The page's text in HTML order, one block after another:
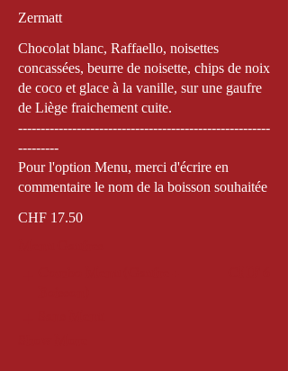
Zermatt
Chocolat blanc, Raffaello, noisettes
concassées, beurre de noisette, chips de noix
de coco et glace à la vanille, sur une gaufre
de Liège fraichement cuite.
--------------------------------------------------------
---------
Pour l'option Menu, merci d'écrire en
commentaire le nom de la boisson souhaitée
CHF 17.50